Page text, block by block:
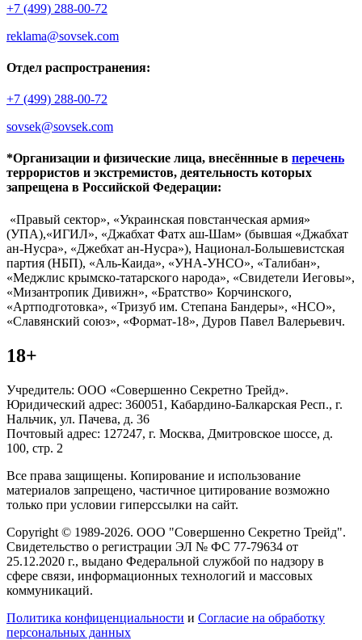
+7 (499) 288-00-72
reklama@sovsek.com
Отдел распространения:
+7 (499) 288-00-72
sovsek@sovsek.com
*Организации и физические лица, внесённные в перечень
террористов и экстремистов, деятельность которых
запрещена в Российской Федерации:
«Правый сектор», «Украинская повстанческая армия»
(УПА),«ИГИЛ», «Джабхат Фатх аш-Шам» (бывшая «Джабхат
ан-Нусра», «Джебхат ан-Нусра»), Национал-Большевистская
партия (НБП), «Аль-Каида», «УНА-УНСО», «Талибан»,
«Меджлис крымско-татарского народа», «Свидетели Иеговы»,
«Мизантропик Дивижн», «Братство» Корчинского,
«Артподготовка», «Тризуб им. Степана Бандеры», «НСО»,
«Славянский союз», «Формат-18», Дуров Павел Валерьевич.
18+
Учредитель: ООО «Совершенно Секретно Трейд».
Юридический адрес: 360051, Кабардино-Балкарская Респ., г.
Нальчик, ул. Пачева, д. 36
Почтовый адрес: 127247, г. Москва, Дмитровское шоссе, д.
100, стр. 2
Все права защищены. Копирование и использование
материалов запрещено, частичное цитирование возможно
только при условии гиперссылки на сайт.
Copyright © 1989-2026. ООО "Совершенно Секретно Трейд".
Свидетельство о регистрации ЭЛ № ФС 77-79634 от
25.12.2020 г., выдано Федеральной службой по надзору в
сфере связи, информационных технологий и массовых
коммуникаций.
Политика конфиценциальности и Согласие на обработку
персональных данных